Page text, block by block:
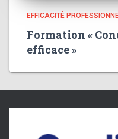
EFFICACITÉ
Formation «
efficace »